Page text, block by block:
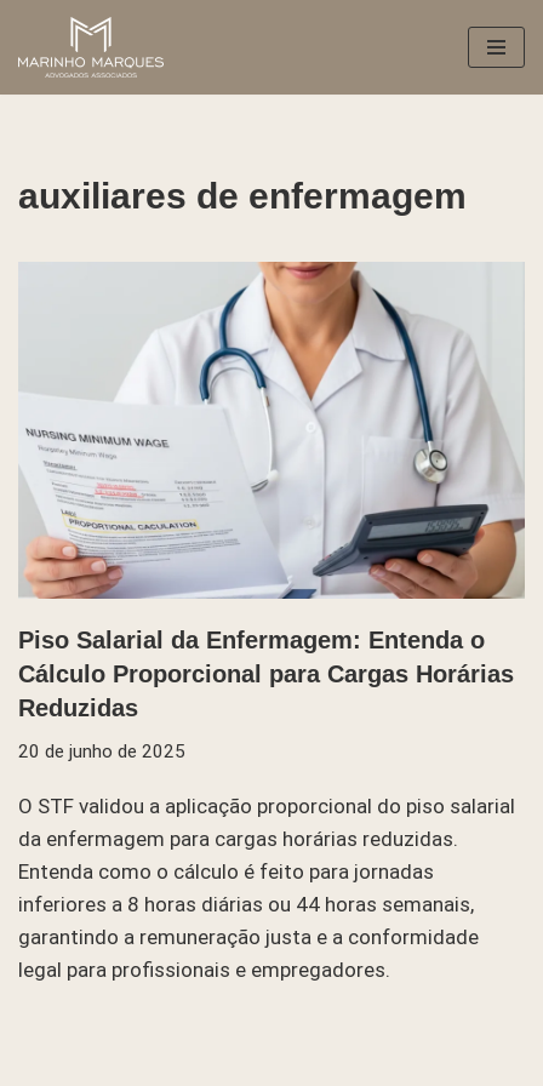
Pular
para
auxiliares de enfermagem
Piso Salarial da Enfermagem: Entenda o
Cálculo Proporcional para Cargas Horárias
Reduzidas
20 de junho de 2025
O STF validou a aplicação proporcional do piso salarial
da enfermagem para cargas horárias reduzidas.
Entenda como o cálculo é feito para jornadas
inferiores a 8 horas diárias ou 44 horas semanais,
garantindo a remuneração justa e a conformidade
legal para profissionais e empregadores.